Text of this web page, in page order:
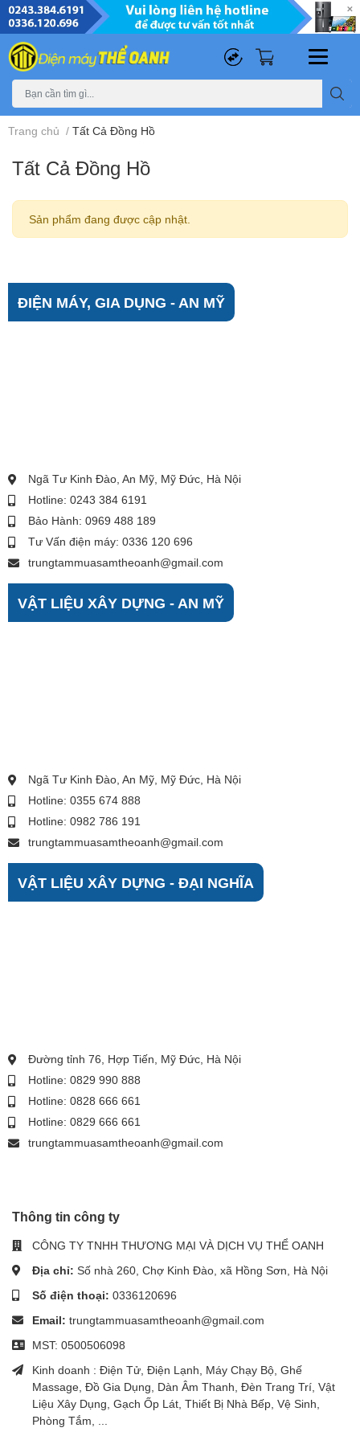
Trang chủ / Tất Cả Đồng Hồ
Tất Cả Đồng Hồ
Sản phẩm đang được cập nhật.
ĐIỆN MÁY, GIA DỤNG - AN MỸ
Ngã Tư Kinh Đào, An Mỹ, Mỹ Đức, Hà Nội
Hotline: 0243 384 6191
Bảo Hành: 0969 488 189
Tư Vấn điện máy: 0336 120 696
trungtammuasamtheoanh@gmail.com
VẬT LIỆU XÂY DỰNG - AN MỸ
Ngã Tư Kinh Đào, An Mỹ, Mỹ Đức, Hà Nội
Hotline: 0355 674 888
Hotline: 0982 786 191
trungtammuasamtheoanh@gmail.com
VẬT LIỆU XÂY DỰNG - ĐẠI NGHĨA
Đường tỉnh 76, Hợp Tiến, Mỹ Đức, Hà Nội
Hotline: 0829 990 888
Hotline: 0828 666 661
Hotline: 0829 666 661
trungtammuasamtheoanh@gmail.com
Thông tin công ty
CÔNG TY TNHH THƯƠNG MẠI VÀ DỊCH VỤ THỂ OANH
Địa chỉ: Số nhà 260, Chợ Kinh Đào, xã Hồng Sơn, Hà Nội
Số điện thoại: 0336120696
Email: trungtammuasamtheoanh@gmail.com
MST: 0500506098
Kinh doanh : Điện Tử, Điện Lạnh, Máy Chạy Bộ, Ghế
Massage, Đồ Gia Dụng, Dàn Âm Thanh, Đèn Trang Trí, Vật
Liệu Xây Dụng, Gạch Ốp Lát, Thiết Bị Nhà Bếp, Vệ Sinh,
Phòng Tắm, ...